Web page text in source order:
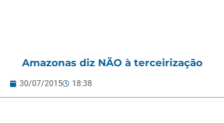
Amazonas diz NÃO à terceirização
30/07/2015 18:38